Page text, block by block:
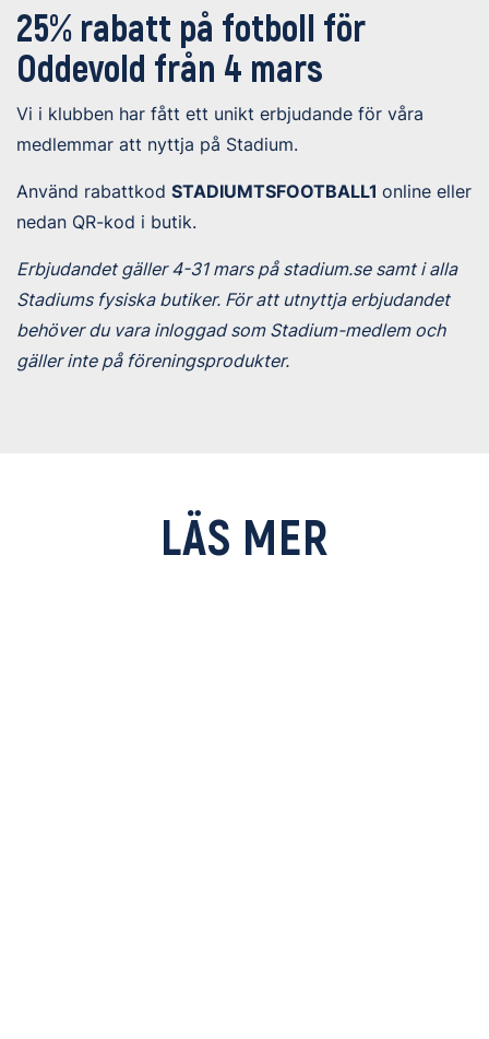
25% rabatt på fotboll för
Oddevold från 4 mars
Vi i klubben har fått ett unikt erbjudande för våra
medlemmar att nyttja på Stadium.
Använd rabattkod STADIUMTSFOOTBALL1 online eller
nedan QR-kod i butik.
Erbjudandet gäller 4-31 mars på stadium.se samt i alla
Stadiums fysiska butiker. För att utnyttja erbjudandet
behöver du vara inloggad som Stadium-medlem och
gäller inte på föreningsprodukter.
LÄS MER